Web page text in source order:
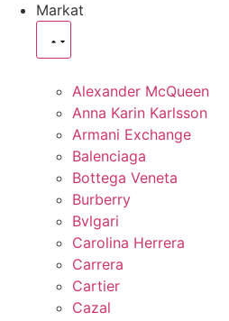
Markat
Alexander McQueen
Anna Karin Karlsson
Armani Exchange
Balenciaga
Bottega Veneta
Burberry
Bvlgari
Carolina Herrera
Carrera
Cartier
Cazal